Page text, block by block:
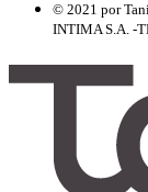
© 2021 por
INTIMA S.A. -